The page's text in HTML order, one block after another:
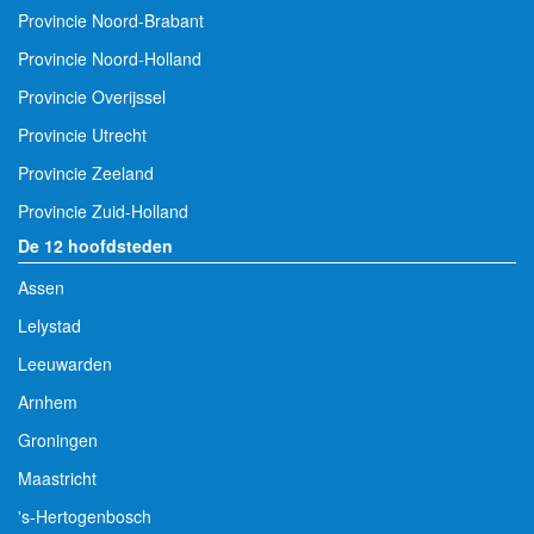
Provincie Noord-Brabant
Provincie Noord-Holland
Provincie Overijssel
Provincie Utrecht
Provincie Zeeland
Provincie Zuid-Holland
De 12 hoofdsteden
Assen
Lelystad
Leeuwarden
Arnhem
Groningen
Maastricht
's-Hertogenbosch